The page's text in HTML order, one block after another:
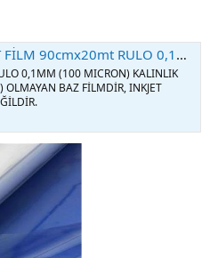
RULO 0,1mm KALINLIK - Kopitek Kağıt
0,1MM (100 MICRON) KALINLIK
BAZ FİLMDİR, INKJET